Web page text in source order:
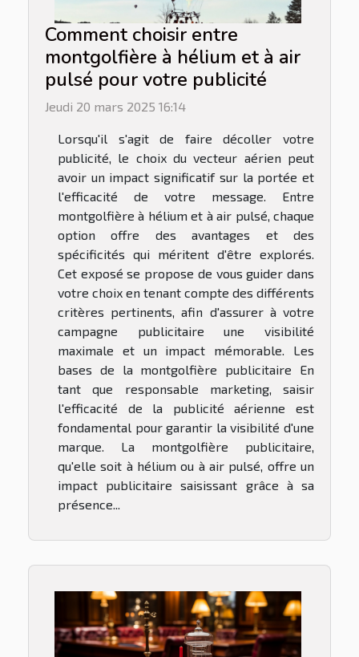
Comment choisir entre
montgolfière à hélium et à air
pulsé pour votre publicité
Jeudi 20 mars 2025 16:14
Lorsqu'il s'agit de faire décoller votre
publicité, le choix du vecteur aérien peut
avoir un impact significatif sur la portée et
l'efficacité de votre message. Entre
montgolfière à hélium et à air pulsé, chaque
option offre des avantages et des
spécificités qui méritent d'être explorés.
Cet exposé se propose de vous guider dans
votre choix en tenant compte des différents
critères pertinents, afin d'assurer à votre
campagne publicitaire une visibilité
maximale et un impact mémorable. Les
bases de la montgolfière publicitaire En
tant que responsable marketing, saisir
l'efficacité de la publicité aérienne est
fondamental pour garantir la visibilité d'une
marque. La montgolfière publicitaire,
qu'elle soit à hélium ou à air pulsé, offre un
impact publicitaire saisissant grâce à sa
présence...